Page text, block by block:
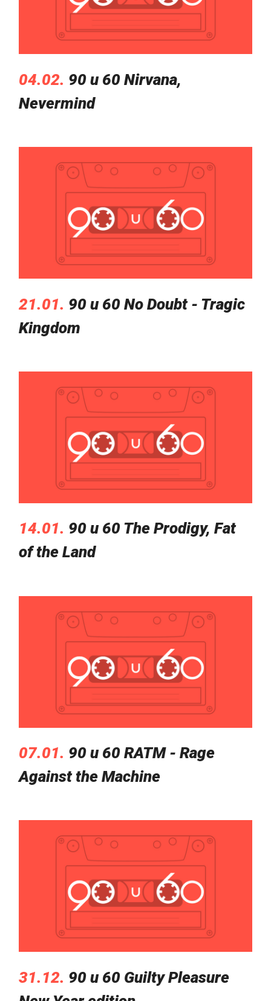
04.02. 90 u 60 Nirvana,
Nevermind
21.01. 90 u 60 No Doubt - Tragic
Kingdom
14.01. 90 u 60 The Prodigy, Fat
of the Land
07.01. 90 u 60 RATM - Rage
Against the Machine
31.12. 90 u 60 Guilty Pleasure